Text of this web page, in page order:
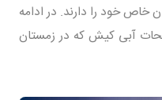
خاص خود را دارند. در ادامه
آبی کیش که در زمستان